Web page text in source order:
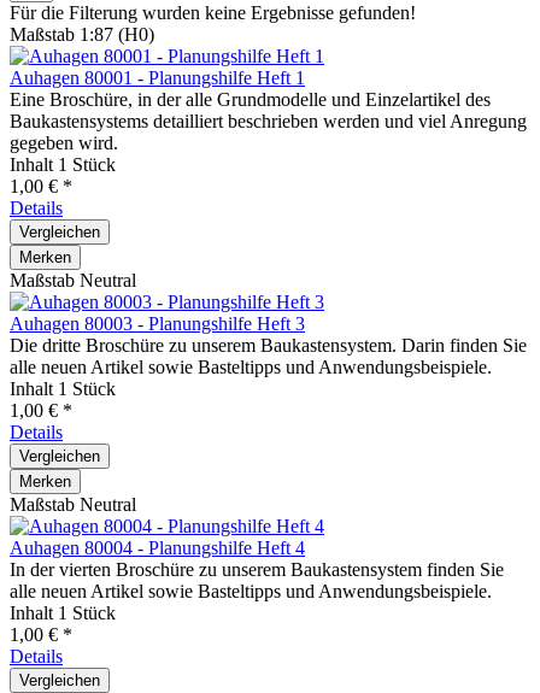
Für die Filterung wurden keine Ergebnisse gefunden!
Maßstab 1:87 (H0)
Auhagen 80001 - Planungshilfe Heft 1
Eine Broschüre, in der alle Grundmodelle und Einzelartikel des
Baukastensystems detailliert beschrieben werden und viel Anregung
gegeben wird.
Inhalt 1 Stück
1,00 € *
Details
Vergleichen
Merken
Maßstab Neutral
Auhagen 80003 - Planungshilfe Heft 3
Die dritte Broschüre zu unserem Baukastensystem. Darin finden Sie
alle neuen Artikel sowie Basteltipps und Anwendungsbeispiele.
Inhalt 1 Stück
1,00 € *
Details
Vergleichen
Merken
Maßstab Neutral
Auhagen 80004 - Planungshilfe Heft 4
In der vierten Broschüre zu unserem Baukastensystem finden Sie
alle neuen Artikel sowie Basteltipps und Anwendungsbeispiele.
Inhalt 1 Stück
1,00 € *
Details
Vergleichen